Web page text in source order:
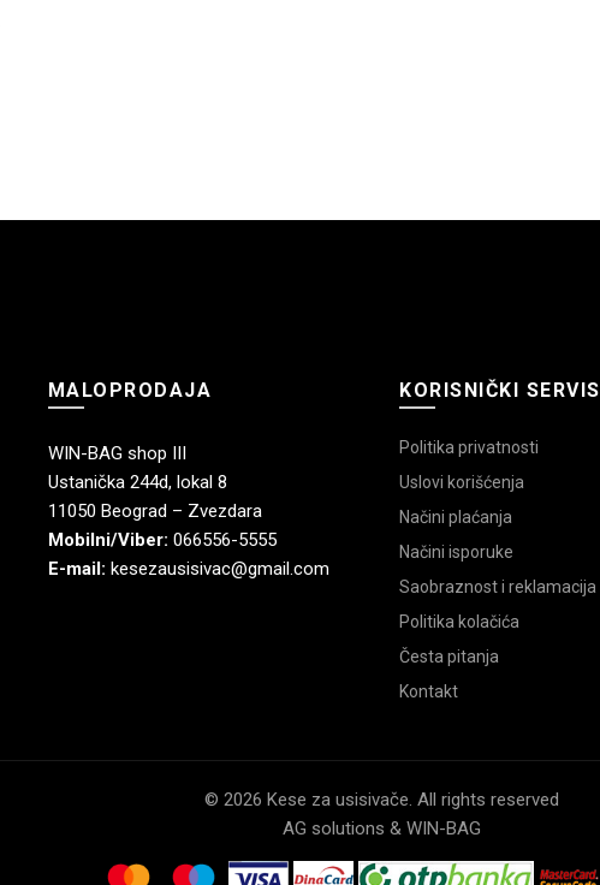
MALOPRODAJA
WIN-BAG shop III
Ustanička 244d, lokal 8
11050 Beograd – Zvezdara
Mobilni/Viber: 066556-5555
E-mail: kesezausisivac@gmail.com
KORISNIČKI SERVIS
Politika privatnosti
Uslovi korišćenja
Načini plaćanja
Načini isporuke
Saobraznost i reklamacija
Politika kolačića
Česta pitanja
Kontakt
© 2026 Kese za usisivače. All rights reserved
AG solutions & WIN-BAG